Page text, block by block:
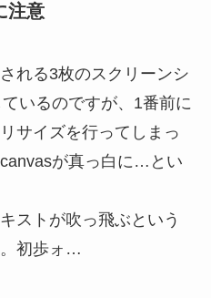
注意
れる3枚のスクリーンシ
いるのですが、1番前に
サイズを行ってしまっ
が真っ白に…とい
ストが吹っ飛ぶという
初歩ォ…